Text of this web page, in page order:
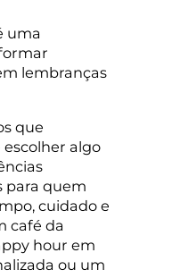
uma
lembranças
que
algo
para quem
cuidado e
café da
hour em
ou um